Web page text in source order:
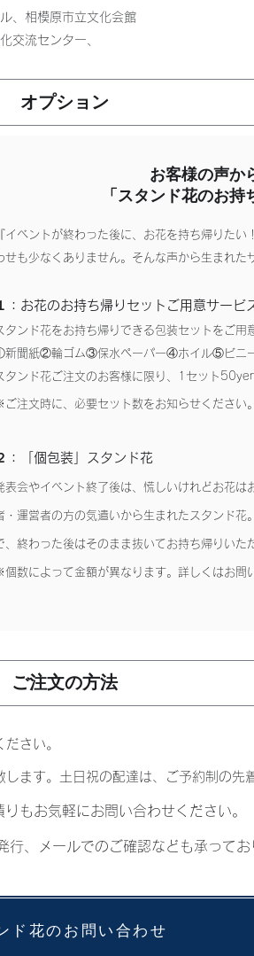
、相模原市立文化会館
交流センター、
​オプション
お客様の声か
「スタンド花のお
『イベントが終わった後に、お花を持ち帰りた
せも少なくありません。そんな声から生まれた
：お花のお持ち帰りセットご用意サービ
タンド花をお持ち帰りできる包装セットをご用
聞紙②輪ゴム③保水ペーパー④ホイル⑤ビニ
タンド花ご注文のお客様に限り、1セット
ご注文時に、必要セット数をお知らせください。
：「個包装」スタンド花
表会やイベント終了後は、慌しいけれどお花は
・運営者の方の気遣いから生まれたスタンド花
、終わった後はそのまま抜いてお持ち帰りいた
個数によって金額が異なります。詳しくはお問
ご注文の方法
さい。
ます。土日祝の配達は、ご予約制の先
もお気軽にお問い合わせください。
、メールでのご確認なども承ってお
ド花のお問い合わせ